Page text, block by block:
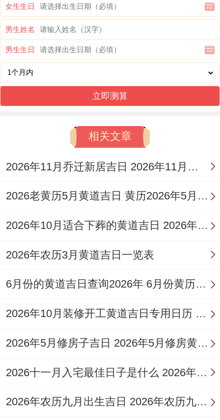
2026年1月8日
（星期四，农历冬月二十）
依据黄历信息;1月8日也是适合订婚的日
子。有「司命」吉神照拂，此日宜于进行传
统订婚仪式中的「纳采」等环节...但需注意
2026年1月10日
（星期六，农历冬月廿二）
1月10日是有「青龙」吉神值日的黄道吉
婚嫁相关的事宜！需要看的是冲虎煞南！
为了更清晰地有点着些日子;以下是2026年1
阳历
日期
历
日
星
期
吉
冲
2026
一
星
订
婚、
破
女生生日
男生姓名
男生生日
立即测算
相关文章
2026年11月乔迁新居吉日 2026年11月适合乔迁新居的吉日
2026老黄历5月黄道吉日 黄历2026年5月黄道吉日
2026年10月适合下葬的黄道吉日 2026年6月份适合下葬的日期
2026年农历3月黄道吉日一览表
6月份的黄道吉日查询2026年 6月份黄历黄道吉日查询
2026年10月装修开工黄道吉日专用日历 2026年10月装修开工吉日
2026年5月修房子吉日 2026年5月修房黄道吉日
2026十一月入宅最佳日子是什么 2026年十一月最佳的入宅吉日一览表
2026年农历九月出生吉日 2026年农历九月二十六出生的宝宝好吗